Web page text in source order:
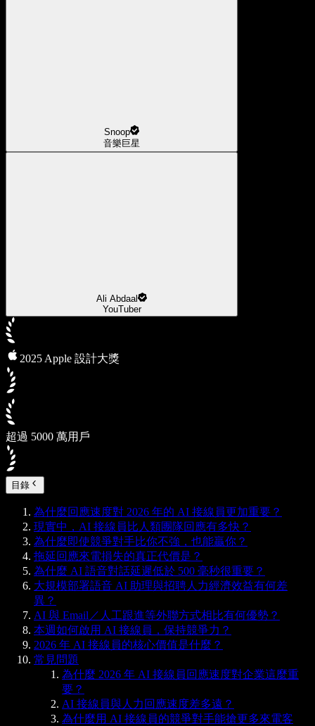
Snoop
音樂巨星
Ali Abdaal
YouTuber
2025 Apple 設計大獎
超過 5000 萬用戶
目錄
為什麼回應速度對 2026 年的 AI 接線員更加重要？
現實中，AI 接線員比人類團隊回應有多快？
為什麼即使競爭對手比你不強，也能贏你？
拖延回應來電損失的真正代價是？
為什麼 AI 語音對話延遲低於 500 毫秒很重要？
大規模部署語音 AI 助理與招聘人力經濟效益有何差
異？
AI 與 Email／人工跟進等外聯方式相比有何優勢？
本週如何啟用 AI 接線員，保持競爭力？
2026 年 AI 接線員的核心價值是什麼？
常見問題
為什麼 2026 年 AI 接線員回應速度對企業這麼重
要？
AI 接線員與人力回應速度差多遠？
為什麼用 AI 接線員的競爭對手能搶更多來電客